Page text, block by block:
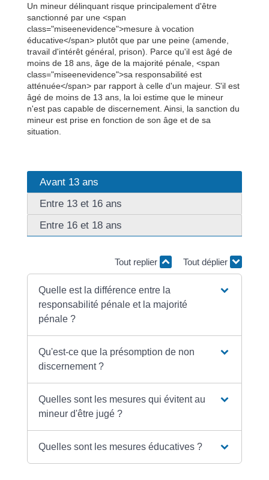
Un mineur délinquant risque principalement d'être
sanctionné par une <span
class="miseenevidence">mesure à vocation
éducative</span> plutôt que par une peine (amende,
travail d'intérêt général, prison). Parce qu'il est âgé de
moins de 18 ans, âge de la majorité pénale, <span
class="miseenevidence">sa responsabilité est
atténuée</span> par rapport à celle d'un majeur. S'il est
âgé de moins de 13 ans, la loi estime que le mineur
n'est pas capable de discernement. Ainsi, la sanction du
mineur est prise en fonction de son âge et de sa
situation.
Avant 13 ans
Entre 13 et 16 ans
Entre 16 et 18 ans
Tout replier Tout déplier
Quelle est la différence entre la
responsabilité pénale et la majorité
pénale ?
Qu'est-ce que la présomption de non
discernement ?
Quelles sont les mesures qui évitent au
mineur d'être jugé ?
Quelles sont les mesures éducatives ?